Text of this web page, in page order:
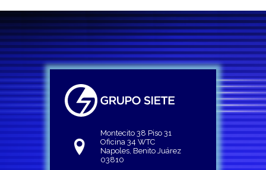
Montecito 38 Piso 31
Oficina 34 WTC
Napoles, Benito Juárez
03810